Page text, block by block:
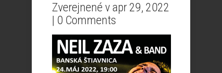
Zverejnené v apr 29, 2022
| 0 Comments